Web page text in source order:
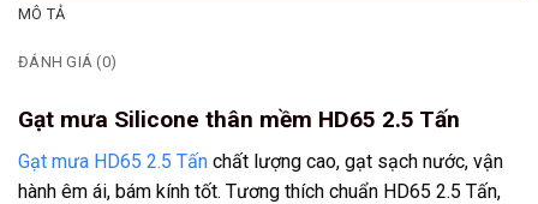
MÔ TẢ
ĐÁNH GIÁ (0)
Gạt mưa Silicone thân mềm HD65 2.5 Tấn
Gạt mưa HD65 2.5 Tấn chất lượng cao, gạt sạch nước, vận
hành êm ái, bám kính tốt. Tương thích chuẩn HD65 2.5 Tấn,